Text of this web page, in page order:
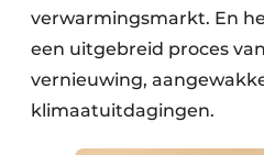
verwarmingsmarkt. En
een uitgebreid proces
vernieuwing,
klimaatuitdagingen.